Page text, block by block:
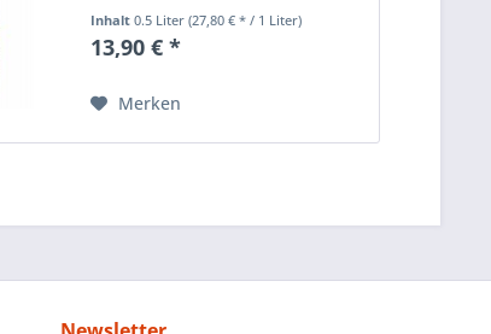
Antivirus - Schutz durch
Desinfektion - hochwirksames,
langlebiges, schonendes
Haushalt,...
Inhalt0.5 Liter(27,80 € * / 1 Liter)
13,90 € *
Merken